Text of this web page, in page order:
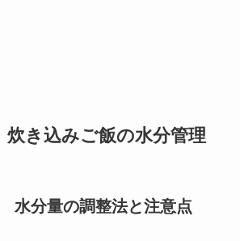
炊き込みご飯の水分管理
水分量の調整法と注意点